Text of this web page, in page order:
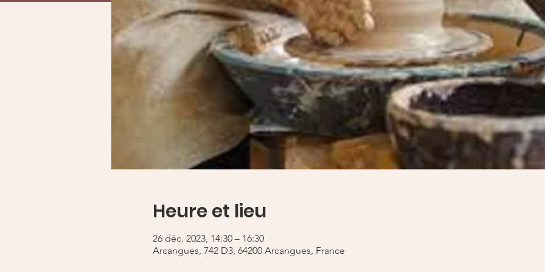
Heure et lieu
26 déc. 2023, 14:30 – 16:30
Arcangues, 742 D3, 64200 Arcangues, France